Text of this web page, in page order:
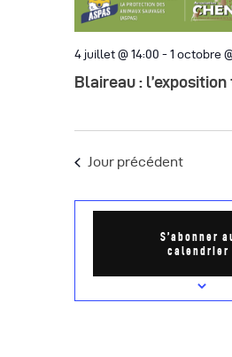
4 juillet @ 14:00 - 1 octobre
Blaireau :
Jour précédent
S’abonner
calendrier